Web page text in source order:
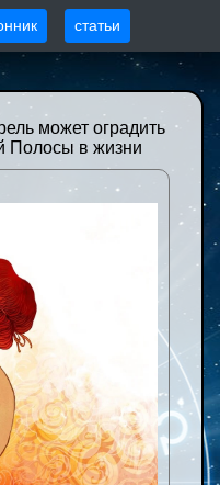
статьи
может оградить
Полосы в жизни